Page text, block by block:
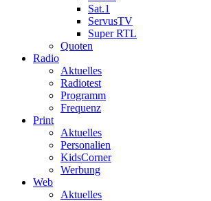
Sat.1
ServusTV
Super RTL
Quoten
Radio
Aktuelles
Radiotest
Programm
Frequenz
Print
Aktuelles
Personalien
KidsCorner
Werbung
Web
Aktuelles